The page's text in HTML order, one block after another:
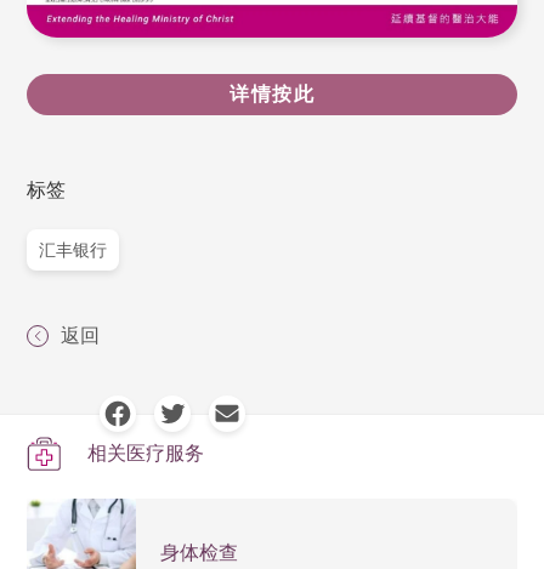
详情按此
标签
汇丰银行
返回
相关医疗服务
身体检查